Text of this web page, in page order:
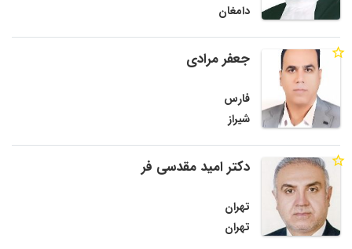
دامغان
جعفر مرادی
فارس
شیراز
دکتر امید مقدسی فر
تهران
تهران